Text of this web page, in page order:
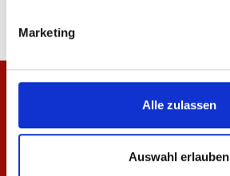
Marketing
Alle zulassen
Auswahl erlauben